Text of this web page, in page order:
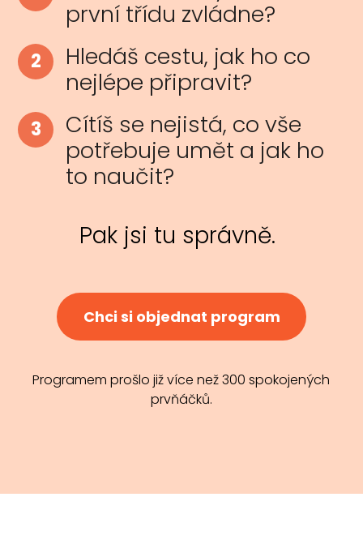
první třídu zvládne?
2
Hledáš cestu, jak ho co
nejlépe připravit?
3
Cítíš se nejistá, co vše
potřebuje umět a jak ho
to naučit?
Pak jsi tu správně.
Chci si objednat program
Programem prošlo již více než 300 spokojených
prvňáčků.